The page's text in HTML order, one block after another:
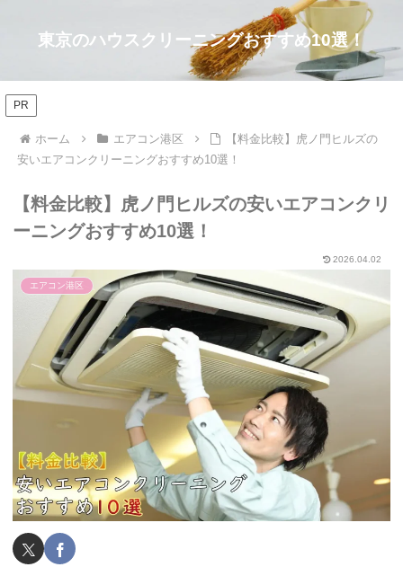
東京のハウスクリーニングおすすめ10選！
PR
ホーム エアコン港区
【料金比較】虎ノ門ヒルズの
安いエアコンクリーニングおすすめ10選！
【料金比較】虎ノ門ヒルズの安いエアコンクリ
ーニングおすすめ10選！
2026.04.02
エアコン港区